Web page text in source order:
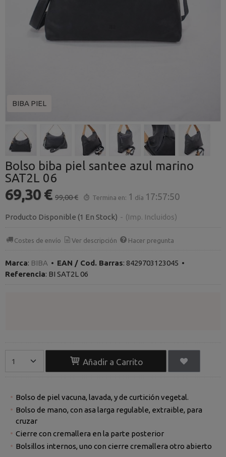
BIBA PIEL
Bolso biba piel santee azul marino
SAT2L 06
69,30 € 99,00 € Termina en: 1 día 17:57:49
Producto Disponible (1 En Stock) - (Imp. Incluidos)
Costes de envío Ver descripción Hacer pregunta
Marca: BIBA • EAN / Cod. Barras: 8429703123045 •
Referencia: BI SAT2L 06
Añadir a Carrito
Bolso de piel vacuna, lavada, y de curtición vegetal.
Bolso de mano, con asa larga regulable, extraible, para
cruzar
Cierre con cremallera en la parte posterior
Bolsillos internos, uno con cierre cremallera otro abierto